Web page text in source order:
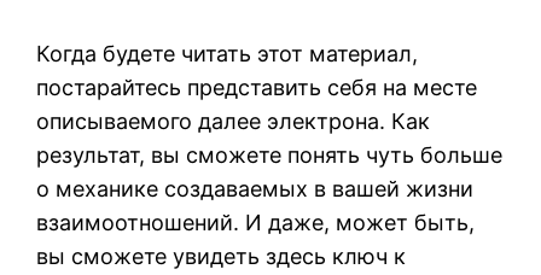
Когда будете читать этот материал,
постарайтесь представить себя на месте
описываемого далее электрона. Как
результат, вы сможете понять чуть больше
о механике создаваемых в вашей жизни
взаимоотношений. И даже, может быть,
вы сможете увидеть здесь ключ к